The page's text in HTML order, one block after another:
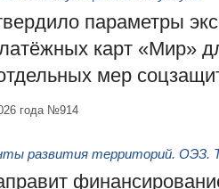
параметры
карт «Мир»
мер
года №914
развития территорий. ОЭЗ.